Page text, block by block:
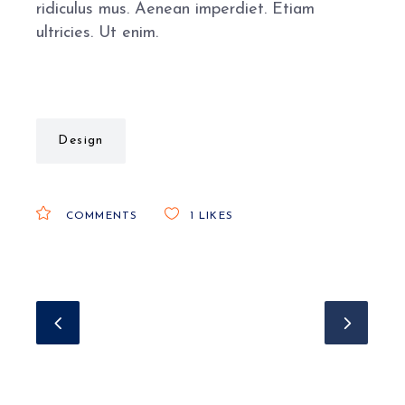
ridiculus mus. Aenean imperdiet. Etiam
ultricies. Ut enim.
Design
COMMENTS 1 LIKES